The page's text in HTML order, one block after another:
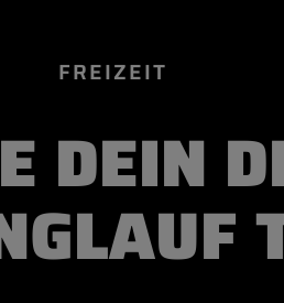
FREIZEIT
DEIN